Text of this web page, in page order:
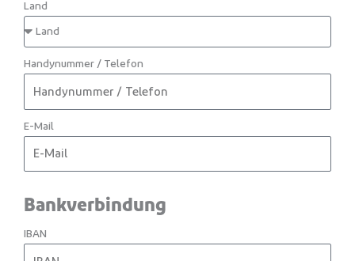
Land
Handynummer / Telefon
E-Mail
Bankverbindung
IBAN